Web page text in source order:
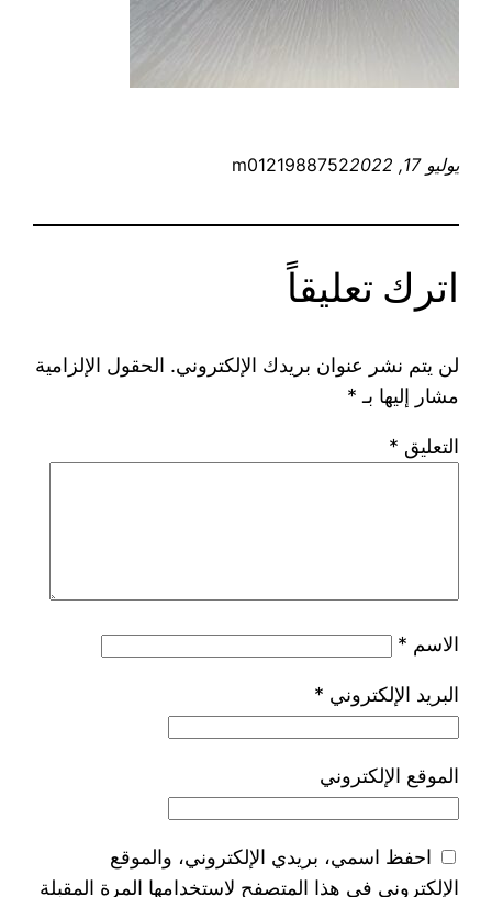
يوليو 17, 2022 m0121988752
اترك تعليقاً
لن يتم نشر عنوان بريدك الإلكتروني. الحقول الإلزامية
مشار إليها بـ *
التعليق *
الاسم *
البريد الإلكتروني *
الموقع الإلكتروني
احفظ اسمي، بريدي الإلكتروني، والموقع
الإلكتروني في هذا المتصفح لاستخدامها المرة المقبلة